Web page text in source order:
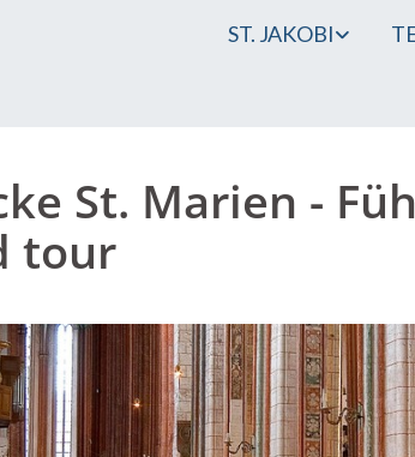
ST. JAKOBI
St. Marien -
tour